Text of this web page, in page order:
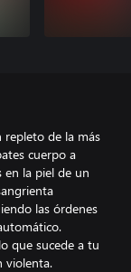
de la más
cuerpo a
la piel de un
las órdenes
que sucede a tu
violenta.